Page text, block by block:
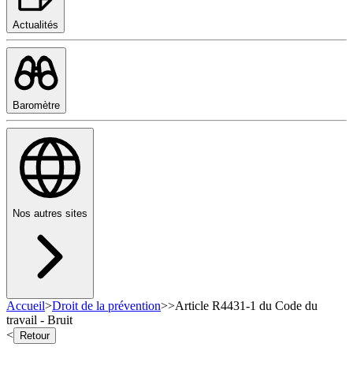
Actualités
Baromètre
Nos autres sites
Accueil>Droit de la prévention>>Article R4431-1 du Code du
travail - Bruit
<
Retour